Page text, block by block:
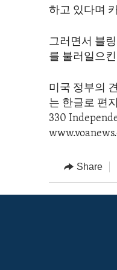
하고 있다며
그러면서 블
를 불러일으
미국 정부의
는 한글로 편
330
Share